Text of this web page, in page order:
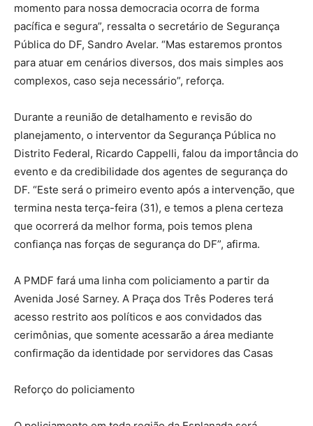
momento para nossa democracia ocorra de forma
pacífica e segura”, ressalta o secretário de Segurança
Pública do DF, Sandro Avelar. “Mas estaremos prontos
para atuar em cenários diversos, dos mais simples aos
complexos, caso seja necessário”, reforça.
Durante a reunião de detalhamento e revisão do
planejamento, o interventor da Segurança Pública no
Distrito Federal, Ricardo Cappelli, falou da importância do
evento e da credibilidade dos agentes de segurança do
DF. “Este será o primeiro evento após a intervenção, que
termina nesta terça-feira (31), e temos a plena certeza
que ocorrerá da melhor forma, pois temos plena
confiança nas forças de segurança do DF”, afirma.
A PMDF fará uma linha com policiamento a partir da
Avenida José Sarney. A Praça dos Três Poderes terá
acesso restrito aos políticos e aos convidados das
cerimônias, que somente acessarão a área mediante
confirmação da identidade por servidores das Casas
Reforço do policiamento